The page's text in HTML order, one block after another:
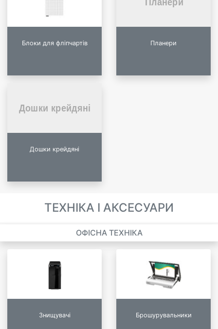
Блоки для фліпчартів Планери
Дошки крейдяні
ТЕХНІКА І АКСЕСУАРИ
ОФІСНА ТЕХНІКА
Знищувачі Брошурувальники